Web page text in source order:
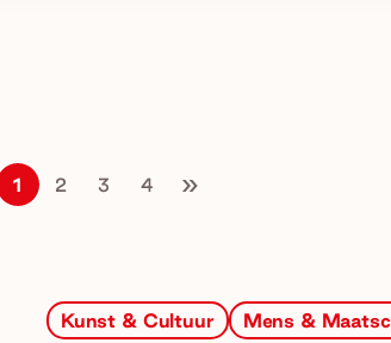
1 2 3 4 »
Kunst & Cultuur Mens &